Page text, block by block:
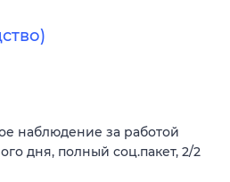
наблюдение за работой
дня, полный соц.пакет, 2/2